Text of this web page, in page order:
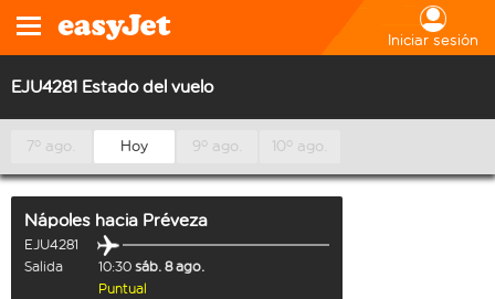
Iniciar sesión
EJU4281 Estado del vuelo
7º ago. Hoy 9º ago. 10º ago.
Nápoles hacia Préveza
EJU4281
Salida
10:30 sáb. 8 ago.
Puntual